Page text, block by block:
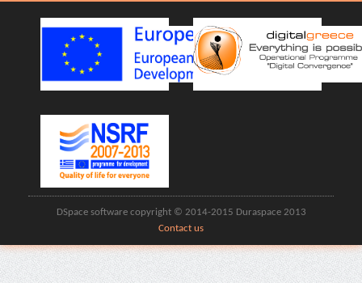
DSpace software copyright © 2014-2015 Duraspace 2013
Contact us